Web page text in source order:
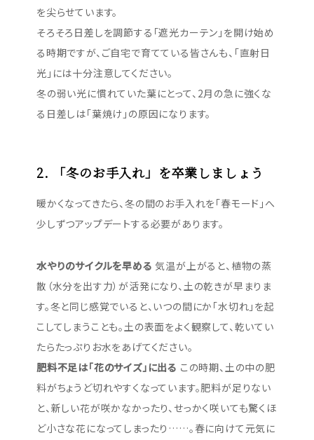
を尖らせています。
そろそろ日差しを調節する「遮光カーテン」を開け始め
る時期ですが、ご自宅で育てている皆さんも、「直射日
光」には十分注意してください。
冬の弱い光に慣れていた葉にとって、2月の急に強くな
る日差しは「葉焼け」の原因になります。
2. 「冬のお手入れ」を卒業しましょう
暖かくなってきたら、冬の間のお手入れを「春モード」へ
少しずつアップデートする必要があります。
水やりのサイクルを早める 気温が上がると、植物の蒸
散（水分を出す力）が活発になり、土の乾きが早まりま
す。冬と同じ感覚でいると、いつの間にか「水切れ」を起
こしてしまうことも。土の表面をよく観察して、乾いてい
たらたっぷりお水をあげてください。
肥料不足は「花のサイズ」に出る この時期、土の中の肥
料がちょうど切れやすくなっています。肥料が足りない
と、新しい花が咲かなかったり、せっかく咲いても驚くほ
ど小さな花になってしまったり……。春に向けて元気に